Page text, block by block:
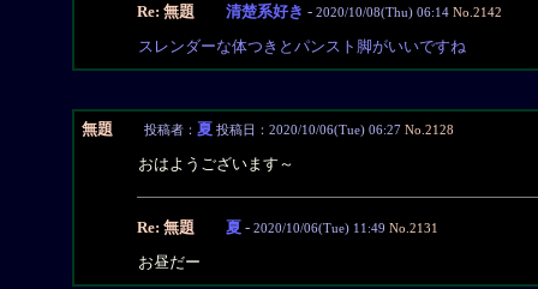
Re: 無題 清楚系好き - 2020/10/08(Thu) 06:14 No.2142
スレンダーな体つきとパンスト脚がいいですね
無題 投稿者： 夏 投稿日：2020/10/06(Tue) 06:27 No.2128
おはようございます～
Re: 無題 夏 - 2020/10/06(Tue) 11:49 No.2131
お昼だー